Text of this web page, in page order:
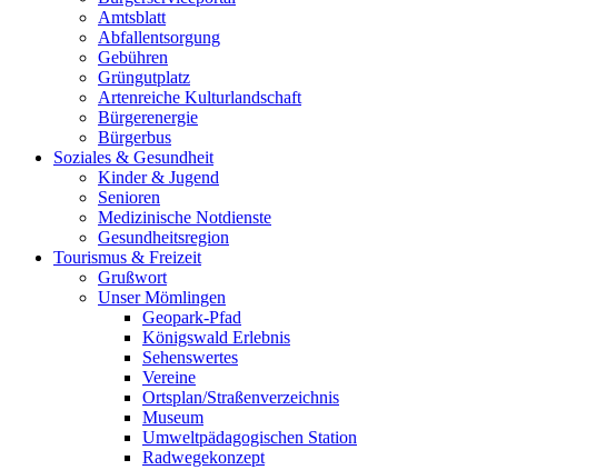
Amtsblatt
Abfallentsorgung
Gebühren
Grüngutplatz
Artenreiche Kulturlandschaft
Bürgerenergie
Bürgerbus
Soziales & Gesundheit
Kinder & Jugend
Senioren
Medizinische Notdienste
Gesundheitsregion
Tourismus & Freizeit
Grußwort
Unser Mömlingen
Geopark-Pfad
Königswald Erlebnis
Sehenswertes
Vereine
Ortsplan/Straßenverzeichnis
Museum
Umweltpädagogischen Station
Radwegekonzept